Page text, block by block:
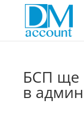
БСП ще
в